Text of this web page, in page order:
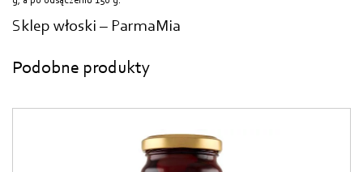
Sklep włoski – ParmaMia
Podobne produkty